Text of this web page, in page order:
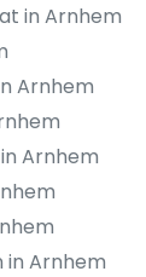
in Arnhem
Arnhem
Arnhem
in Arnhem